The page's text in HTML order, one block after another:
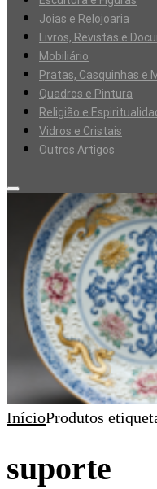
Joias e Relojoaria
Livros, Revistas e
Mobiliário
Pratas, Casquinhas e
Quadros e Pintura
Religião e
Vidros e Cristais
Outros Artigos
InícioProdutos
suporte